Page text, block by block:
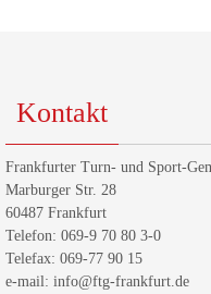
Kontakt
Frankfurter Turn- und Sport-
Marburger Str. 28
60487 Frankfurt
Telefon: 069-9 70 80 3-0
Telefax: 069-77 90 15
e-mail: info@ftg-frankfurt.de